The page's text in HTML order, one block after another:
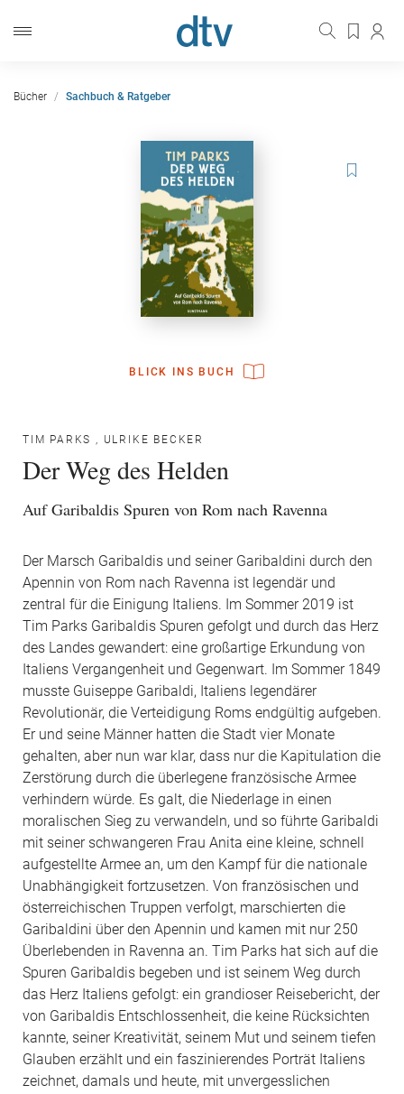
Bücher Sachbuch & Ratgeber
BLICK INS BUCH
TIM PARKS , ULRIKE BECKER
Der Weg des Helden
Auf Garibaldis Spuren von Rom nach Ravenna
Der Marsch Garibaldis und seiner Garibaldini durch den
Apennin von Rom nach Ravenna ist legendär und
zentral für die Einigung Italiens. Im Sommer 2019 ist
Tim Parks Garibaldis Spuren gefolgt und durch das Herz
des Landes gewandert: eine großartige Erkundung von
Italiens Vergangenheit und Gegenwart. Im Sommer 1849
musste Guiseppe Garibaldi, Italiens legendärer
Revolutionär, die Verteidigung Roms endgültig aufgeben.
Er und seine Männer hatten die Stadt vier Monate
gehalten, aber nun war klar, dass nur die Kapitulation die
Zerstörung durch die überlegene französische Armee
verhindern würde. Es galt, die Niederlage in einen
moralischen Sieg zu verwandeln, und so führte Garibaldi
mit seiner schwangeren Frau Anita eine kleine, schnell
aufgestellte Armee an, um den Kampf für die nationale
Unabhängigkeit fortzusetzen. Von französischen und
österreichischen Truppen verfolgt, marschierten die
Garibaldini über den Apennin und kamen mit nur 250
Überlebenden in Ravenna an. Tim Parks hat sich auf die
Spuren Garibaldis begeben und ist seinem Weg durch
das Herz Italiens gefolgt: ein grandioser Reisebericht, der
von Garibaldis Entschlossenheit, die keine Rücksichten
kannte, seiner Kreativität, seinem Mut und seinem tiefen
Glauben erzählt und ein faszinierendes Porträt Italiens
zeichnet, damals und heute, mit unvergesslichen